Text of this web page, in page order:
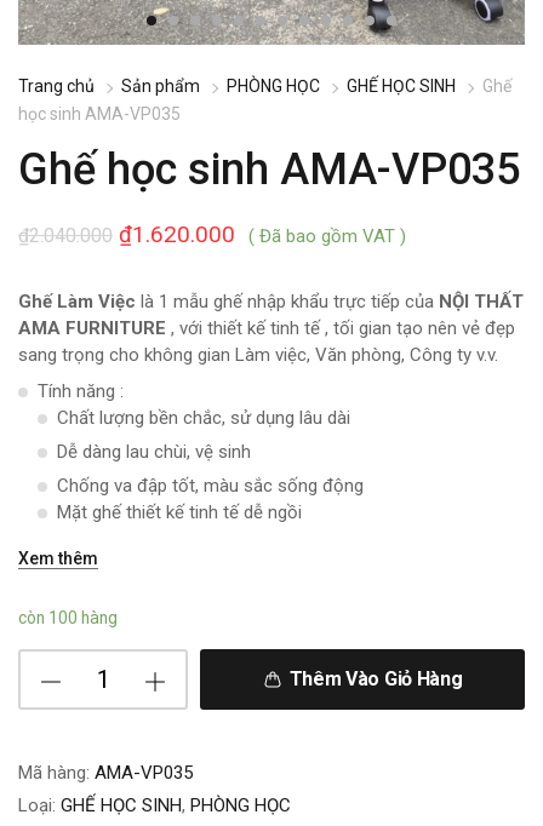
Trang chủ Sản phẩm PHÒNG HỌC GHẾ HỌC SINH
Ghế
học sinh AMA-VP035
Ghế học sinh AMA-VP035
2.040.000
₫ 1.620.000
₫ ( Đã bao gồm VAT )
Ghế Làm Việc là 1 mẫu ghế nhập khẩu trực tiếp của NỘI THẤT
AMA FURNITURE , với thiết kế tinh tế , tối gian tạo nên vẻ đẹp
sang trọng cho không gian Làm việc, Văn phòng, Công ty v.v.
Tính năng :
Chất lượng bền chắc, sử dụng lâu dài
Dễ dàng lau chùi, vệ sinh
Chống va đập tốt, màu sắc sống động
Mặt ghế thiết kế tinh tế dễ ngồi
Xem thêm
còn 100 hàng
Thêm Vào Giỏ Hàng
Mã hàng: AMA-VP035
Loại: GHẾ HỌC SINH, PHÒNG HỌC